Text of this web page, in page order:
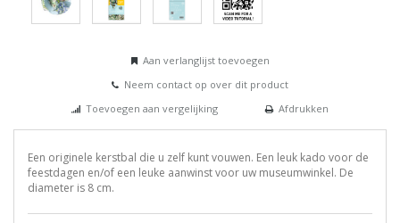
Aan verlanglijst toevoegen
Neem contact op over dit product
Toevoegen aan vergelijking
Afdrukken
Een originele kerstbal die u zelf kunt vouwen. Een leuk kado voor de
feestdagen en/of een leuke aanwinst voor uw museumwinkel. De
diameter is 8 cm.